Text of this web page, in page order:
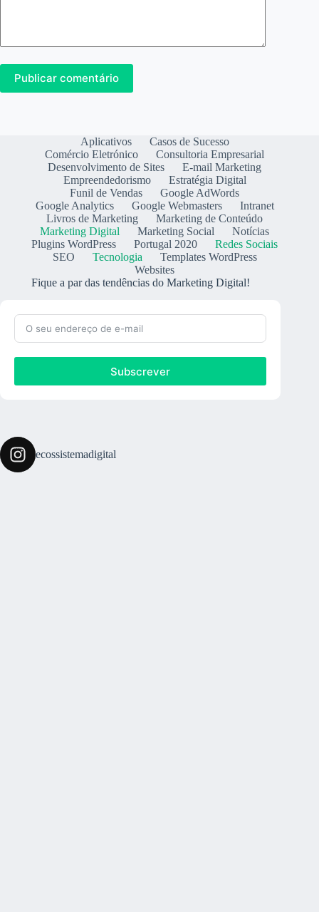
Publicar comentário
Aplicativos
Casos de Sucesso
Comércio Eletrónico
Consultoria Empresarial
Desenvolvimento de Sites
E-mail Marketing
Empreendedorismo
Estratégia Digital
Funil de Vendas
Google AdWords
Google Analytics
Google Webmasters
Intranet
Livros de Marketing
Marketing de Conteúdo
Marketing Digital
Marketing Social
Notícias
Plugins WordPress
Portugal 2020
Redes Sociais
SEO
Tecnologia
Templates WordPress
Websites
Fique a par das tendências do Marketing Digital!
Subscrever
ecossistemadigital